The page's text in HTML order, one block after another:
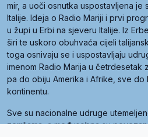
mir, a uoči osnutka uspostavljena je
Italije. Ideja o Radio Mariji i prvi
u župi u Erbi na sjeveru Italije. Iz
širi te uskoro obuhvaća cijeli
toga osnivaju se i uspostavljaju
imenom Radio Marija u četrdesetak
pa do obiju Amerika i Afrike, sve do
kontinentu.
Sve su nacionalne udruge
zemljama, a međusobna su